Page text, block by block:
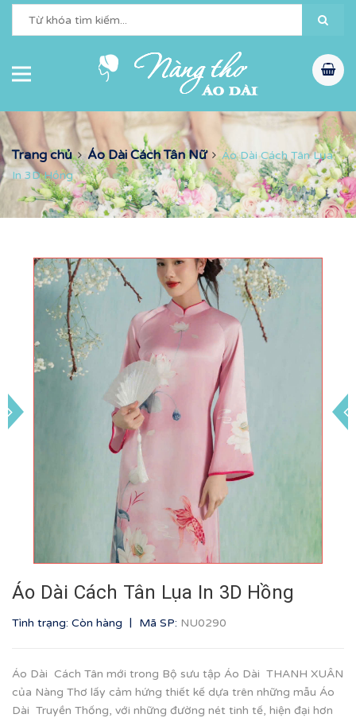
Trang chủ Áo Dài Cách Tân Nữ
Áo Dài Cách Tân Lụa
In 3D Hồng
Áo Dài Cách Tân Lụa In 3D Hồng
Tình trạng: Còn hàng | Mã SP: NU0290
Áo Dài Cách Tân mới trong Bộ sưu tập Áo Dài THANH XUÂN
của Nàng Thơ lấy cảm hứng thiết kế dựa trên những mẫu Áo
Dài Truyền Thống, với những đường nét tinh tế, hiện đại hơn